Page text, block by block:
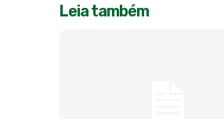
Leia também